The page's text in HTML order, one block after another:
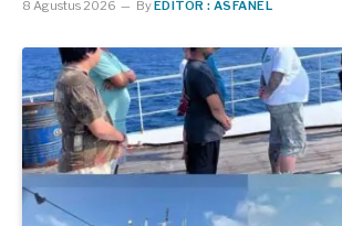
8 Agustus 2026 ByEDITOR : ASFANEL